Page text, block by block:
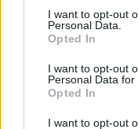
consent section.
I want to opt-out
Personal Data.
Opted In
I want to opt-out
Personal Data for
Opted In
I want to opt-out